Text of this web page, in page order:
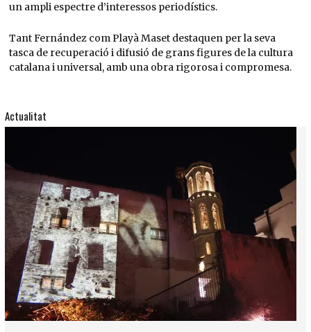
un ampli espectre d’interessos periodístics.
Tant Fernández com Playà Maset destaquen per la seva
tasca de recuperació i difusió de grans figures de la cultura
catalana i universal, amb una obra rigorosa i compromesa.
Actualitat